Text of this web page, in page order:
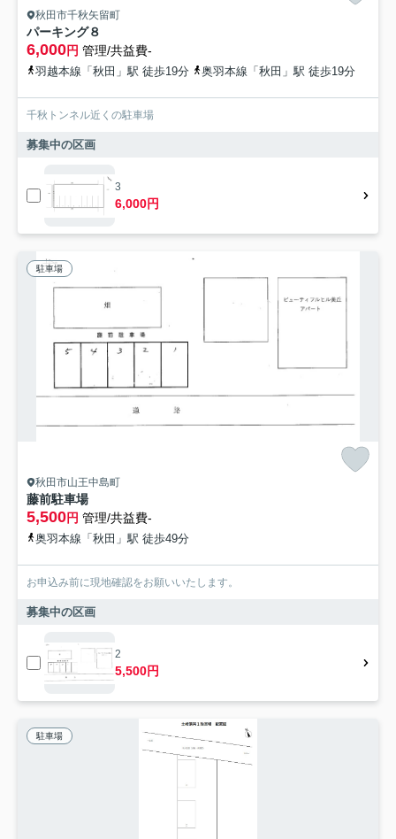
秋田市千秋矢留町
パーキング８
6,000円 管理/共益費-
羽越本線「秋田」駅 徒歩19分 奥羽本線「秋田」駅 徒歩19分
千秋トンネル近くの駐車場
募集中の区画
3
6,000円
駐車場
秋田市山王中島町
藤前駐車場
5,500円 管理/共益費-
奥羽本線「秋田」駅 徒歩49分
お申込み前に現地確認をお願いいたします。
募集中の区画
2
5,500円
駐車場